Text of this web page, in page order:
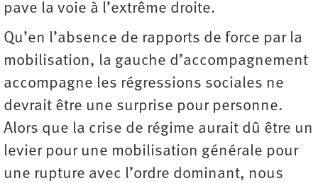
pave la voie à l’extrême droite.
Qu’en l’absence de rapports de force par la
mobilisation, la gauche d’accompagnement
accompagne les régressions sociales ne
devrait être une surprise pour personne.
Alors que la crise de régime aurait dû être un
levier pour une mobilisation générale pour
une rupture avec l’ordre dominant, nous